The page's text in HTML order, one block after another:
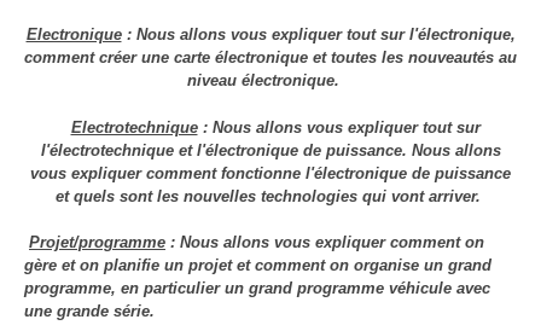
Electronique: Nous allons vous expliquer tout sur l'électronique,
comment créer une carte électronique et toutes les nouveautés au
niveau électronique.
Electrotechnique: Nous allons vous expliquer tout sur
l'électrotechnique et l'électronique de puissance. Nous allons
vous expliquer comment fonctionne l'électronique de puissance
et quels sont les nouvelles technologies qui vont arriver.
Projet/programme : Nous allons vous expliquer comment on
gère et on planifie un projet et comment on organise un grand
programme, en particulier un grand programme véhicule avec
une grande série.